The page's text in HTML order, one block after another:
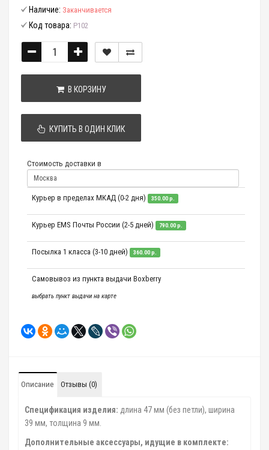
Наличие: Заканчивается
Код товара: P102
В КОРЗИНУ
КУПИТЬ В ОДИН КЛИК
Стоимость доставки в
Курьер в пределах МКАД (0-2 дня) 350.00 р.
Курьер EMS Почты России (2-5 дней) 790.00 р.
Посылка 1 класса (3-10 дней) 360.00 р.
Самовывоз из пункта выдачи Boxberry
выбрать пункт выдачи на карте
Описание Отзывы (0)
Спецификация изделия: длина 47 мм (без петли), ширина
39 мм, толщина 9 мм.
Дополнительные аксессуары, идущие в комплекте: